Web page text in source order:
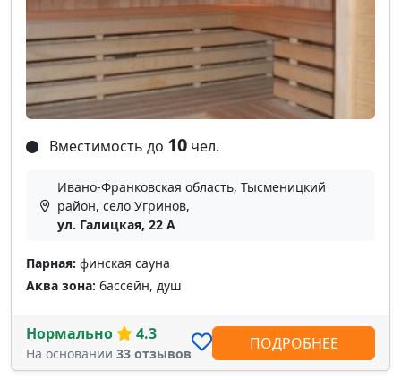
Вместимость до 10 чел.
Ивано-Франковская область, Тысменицкий
район, село Угринов,
ул. Галицкая, 22 А
Парная: финская сауна
Аква зона: бассейн, душ
Нормально 4.3
На основании 33 отзывов
ПОДРОБНЕЕ